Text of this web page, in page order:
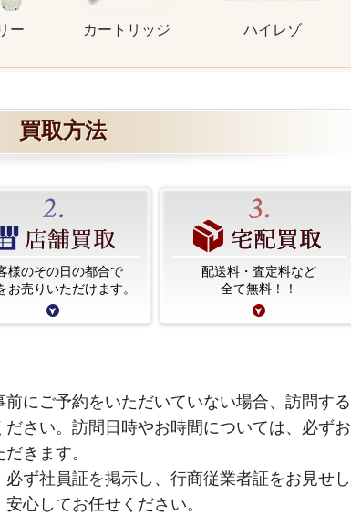
ー カートリッジ ハイレゾ
買取方法
様のその日の都合で
お売りいただけます。
配送料・査定料など
全て無料！！
にご予約をいただいていない場合、訪問する
さい。訪問日時やお時間については、必ずお
きます。
ず社員証を掲示し、行商従業者証をお見せし
心してお任せください。